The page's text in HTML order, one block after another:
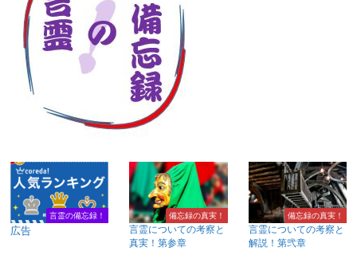
言霊の備忘録！
広告
備忘録の真実！
言霊についての考察と
真実！第参章
備忘録の真実！
言霊についての考察と
解説！第弐章